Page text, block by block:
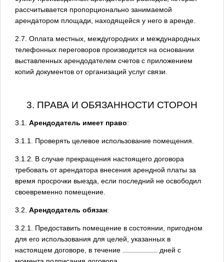
рассчитывается пропорционально занимаемой
арендатором площади, находящейся у него в аренде.
2.7. Оплата местных, междугородних и международных
телефонных переговоров производится на основании
выставленных арендодателем счетов с приложением
копий документов от организаций услуг связи.
3. ПРАВА И ОБЯЗАННОСТИ СТОРОН
3.1. Арендодатель имеет право:
3.1.1. Проверять целевое использование помещения.
3.1.2. В случае прекращения настоящего договора
требовать от арендатора внесения арендной платы за
время просрочки выезда, если последний не освободил
своевременно помещение.
3.2. Арендодатель обязан:
3.2.1. Предоставить помещение в состоянии, пригодном
для его использования для целей, указанных в
настоящем договоре, в течение
дней с